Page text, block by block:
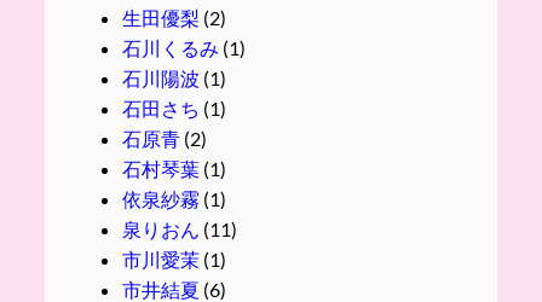
生田優梨 (2)
石川くるみ (1)
石川陽波 (1)
石田さち (1)
石原青(2)
石村琴葉(1)
依泉紗霧 (1)
泉りおん (11)
市川愛茉(1)
市井結夏 (6)